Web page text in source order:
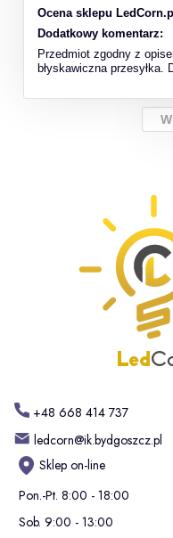
Ocena sklepu
Dodatkowy komentarz:
Przedmiot zgodny z
błyskawiczna przesyłka.
+48 668 414 737
ledcorn@ik.bydgoszcz.pl
Sklep on-line
Pon.-Pt. 8:00 - 18:00
Sob. 9:00 - 13:00